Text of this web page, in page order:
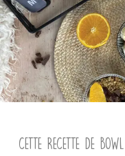
Cette recette de